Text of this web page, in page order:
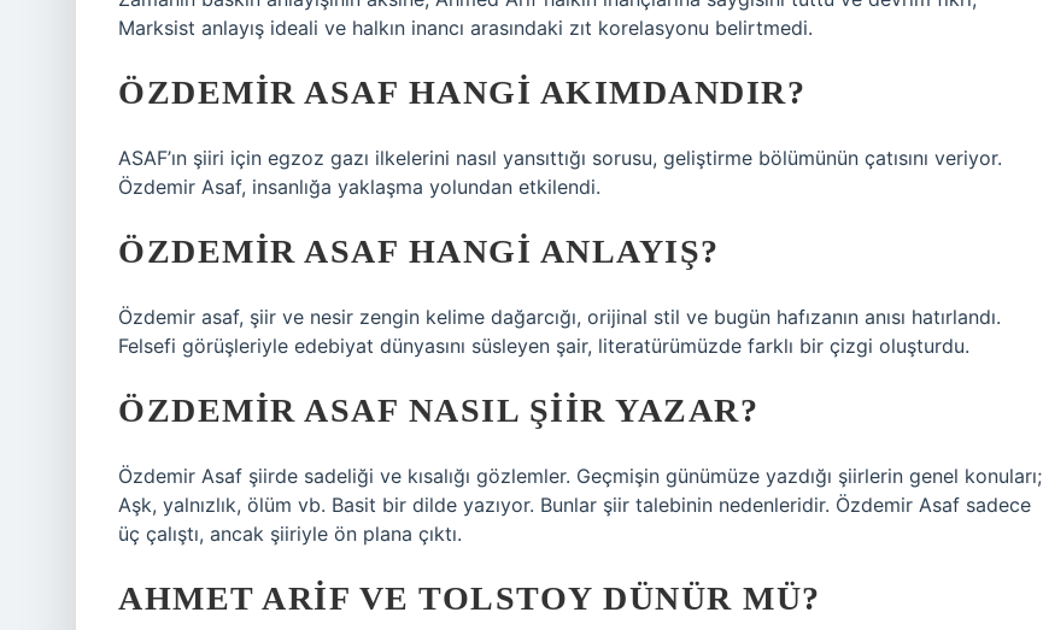
Marksist anlayış ideali ve halkın inancı arasındaki zıt korelasyonu belirtmedi.
ÖZDEMIR ASAF HANGI AKIMDANDIR?
ASAF’ın şiiri için egzoz gazı ilkelerini nasıl yansıttığı sorusu, geliştirme bölümünün çatısını veriyor.
Özdemir Asaf, insanlığa yaklaşma yolundan etkilendi.
ÖZDEMIR ASAF HANGI ANLAYIŞ?
Özdemir asaf, şiir ve nesir zengin kelime dağarcığı, orijinal stil ve bugün hafızanın anısı hatırlandı.
Felsefi görüşleriyle edebiyat dünyasını süsleyen şair, literatürümüzde farklı bir çizgi oluşturdu.
ÖZDEMIR ASAF NASIL ŞIIR YAZAR?
Özdemir Asaf şiirde sadeliği ve kısalığı gözlemler. Geçmişin günümüze yazdığı şiirlerin genel konuları;
Aşk, yalnızlık, ölüm vb. Basit bir dilde yazıyor. Bunlar şiir talebinin nedenleridir. Özdemir Asaf sadece
üç çalıştı, ancak şiiriyle ön plana çıktı.
AHMET ARIF VE TOLSTOY DÜNÜR MÜ?